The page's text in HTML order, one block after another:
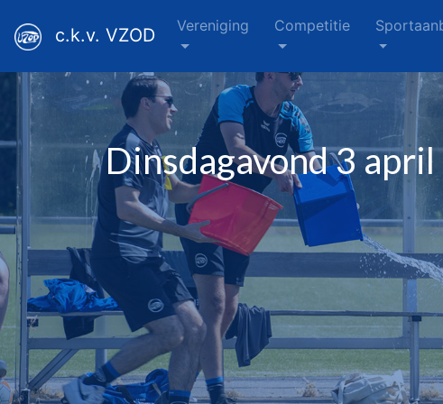
c.k.v. VZOD Vereniging Competitie
Dinsdagavond 3